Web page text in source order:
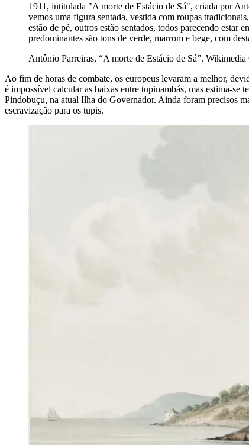
1911, intitulada "A morte de Estácio de Sá", criada por
vemos uma figura sentada, vestida com roupas
estão de pé, outros estão sentados, todos parecendo
predominantes são tons de verde, marrom e bege, com
Antônio Parreiras, “A morte de Estácio de Sá”. Wikimedia
Ao fim de horas de combate, os europeus levaram a melhor,
é impossível calcular as baixas entre tupinambás, mas estima-se
Pindobuçu, na atual Ilha do Governador. Ainda foram precisos
escravização para os tupis.